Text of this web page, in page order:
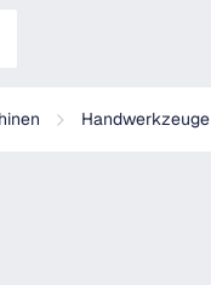
Handwerkzeuge
Verzahnung